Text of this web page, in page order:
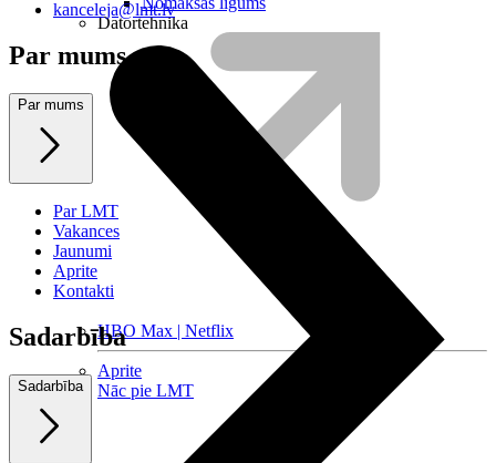
HBO Max | Netflix
Aprite
Nāc pie LMT
Datortehnika
kanceleja@lmt.lv
Par mums
Par mums
Par LMT
Vakances
Jaunumi
Aprite
Kontakti
Sadarbība
Sadarbība